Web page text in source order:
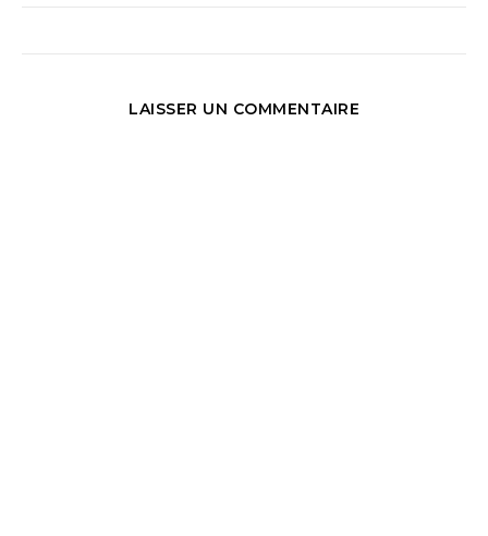
LAISSER UN COMMENTAIRE